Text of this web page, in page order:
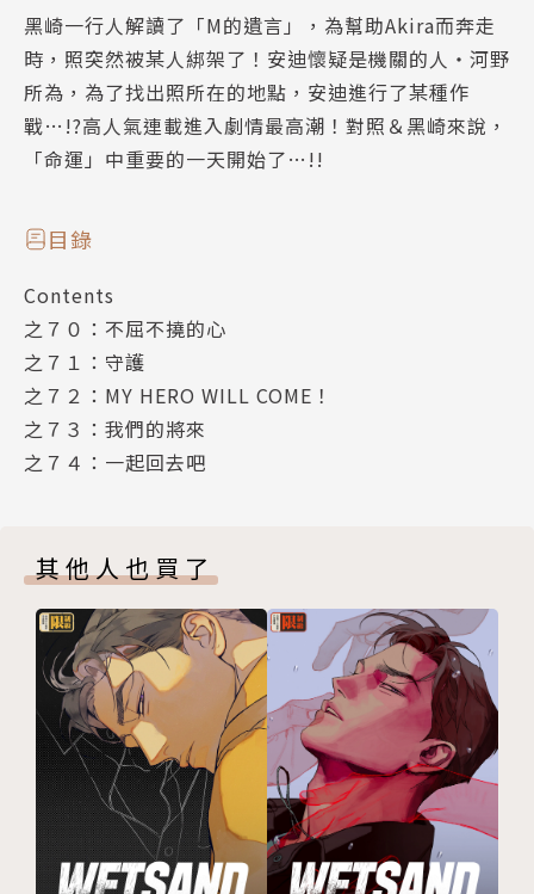
黑崎一行人解讀了「M的遺言」，為幫助Akira而奔走
時，照突然被某人綁架了！安迪懷疑是機關的人‧河野
所為，為了找出照所在的地點，安迪進行了某種作
戰…!?高人氣連載進入劇情最高潮！對照＆黑崎來說，
「命運」中重要的一天開始了…!!
目錄
Contents
之７０：不屈不撓的心
之７１：守護
之７２：MY HERO WILL COME！
之７３：我們的將來
之７４：一起回去吧
其他人也買了